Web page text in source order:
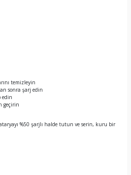
temizleyin
sonra şarj edin
edin
geçirin
%50 şarjlı halde tutun ve serin, kuru bir